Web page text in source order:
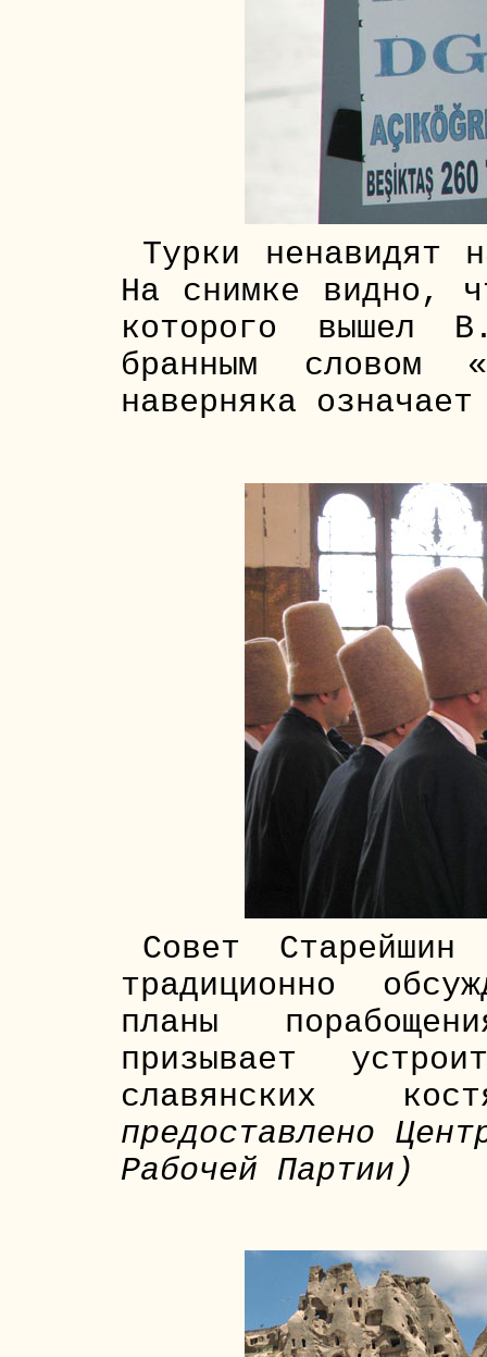
Турки ненавидят
На снимке видно,
которого вышел
бранным словом
наверняка
Совет Старейшин
традиционно
планы
призывает
славянских
предоставлено
Рабочей Партии)